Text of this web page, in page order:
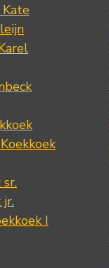
jr.
I